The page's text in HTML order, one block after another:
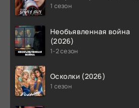
1 сезон
Необъявленная война
(2026)
1-2 сезон
Осколки (2026)
1 сезон